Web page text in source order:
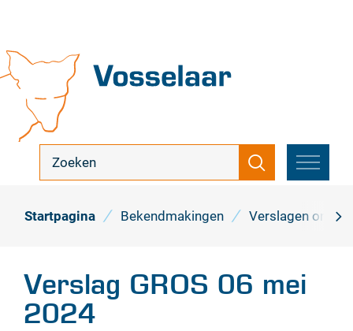
inhoud
Vosselaar
zoek
Zoeken
MENU
Startpagina Bekendmakingen Verslagen
Verslag GROS 06 mei
2024